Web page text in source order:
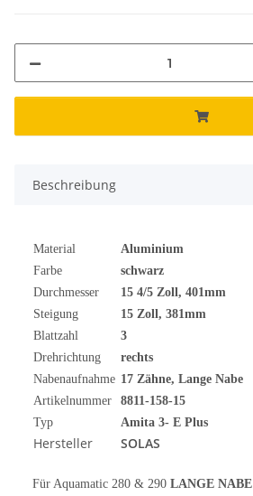
Beschreibung
Material
Aluminium
Farbe
schwarz
Durchmesser
15 4/5 Zoll, 401mm
Steigung
15 Zoll, 381mm
Blattzahl
3
Drehrichtung
rechts
Nabenaufnahme 17 Zähne, Lange Nabe
Artikelnummer
8811-158-15
Typ
Amita 3- E Plus
Hersteller SOLAS
Für Aquamatic 280 & 290 LANGE NABE